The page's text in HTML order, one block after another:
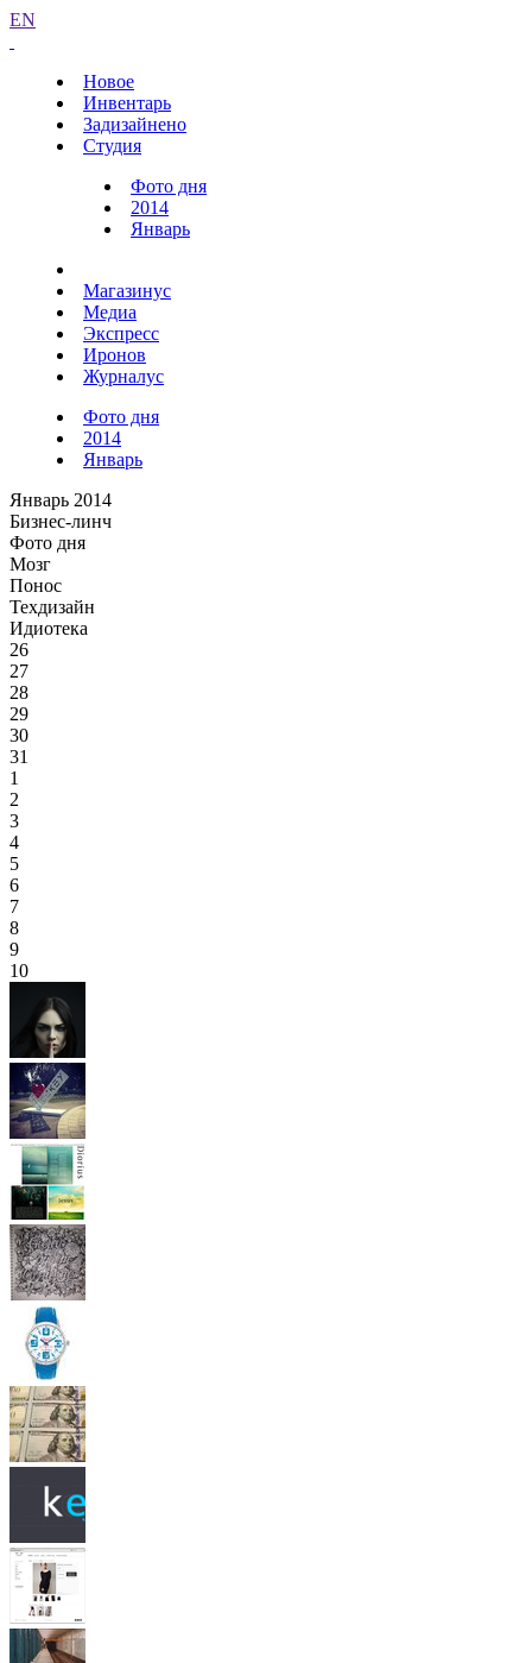
EN
Новое
Инвентарь
Задизайнено
Студия
Фото дня
2014
Январь
Магазинус
Медиа
Экспресс
Иронов
Журналус
Фото дня
2014
Январь
Январь 2014
Бизнес-линч
Фото дня
Мозг
Понос
Техдизайн
Идиотека
26
27
28
29
30
31
1
2
3
4
5
6
7
8
9
10